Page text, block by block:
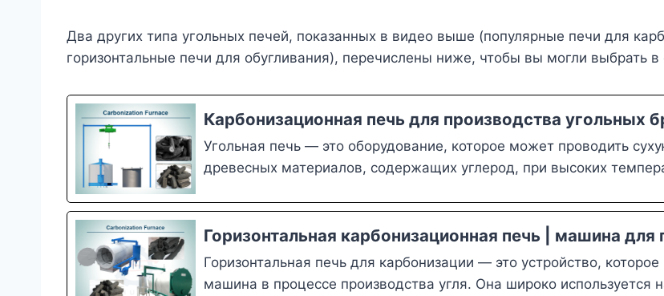
Два других типа угольных печей, показанных в видео выше (популярные печи для
горизонтальные печи для обугливания), перечислены ниже, чтобы вы могли выбрать
Карбонизационная печь для производства угольных
Угольная печь — это оборудование, которое может проводить
древесных материалов, содержащих углерод, при высоких
Горизонтальная карбонизационная печь | машина
Горизонтальная печь для карбонизации — это устройство,
машина в процессе производства угля. Она широко используется